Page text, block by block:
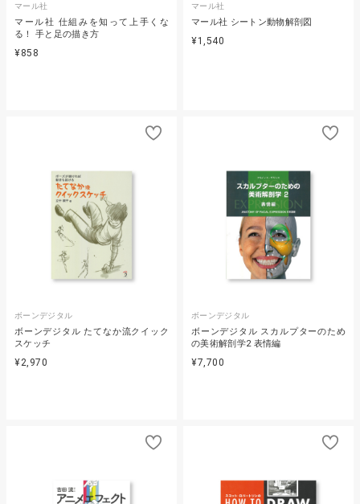
マール社
マール社 仕組みを知って上手くな
る！ 手と足の描き方
¥858
マール社
マール社 シートン動物解剖図
¥1,540
ボーンデジタル
ボーンデジタル たてなか流クイック
スケッチ
¥2,970
ボーンデジタル
ボーンデジタル スカルプターのため
の美術解剖学2 表情編
¥7,700